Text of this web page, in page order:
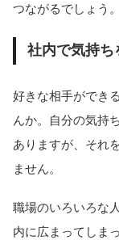
つながるでしょう。
社内で気持ち
好きな相手ができ
んか。自分の気持
ありますが、それ
ません。
職場のいろいろな
内に広まってしま